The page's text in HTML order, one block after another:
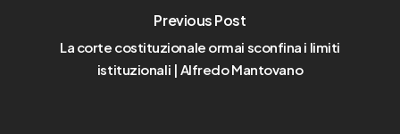
Previous Post
La corte costituzionale ormai sconfina i limiti
istituzionali | Alfredo Mantovano